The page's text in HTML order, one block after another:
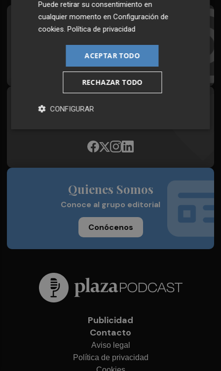
Suscríbete al Boletín
¡Quiero suscribirme!
Síguenos en redes
Quienes Somos
Conoce al grupo editorial
Conócenos
Publicidad
Contacto
Aviso legal
Política de privacidad
Puede retirar su consentimiento en
cualquier momento enConfiguración de
cookies.Política de privacidad
ACEPTAR TODO
RECHAZAR TODO
CONFIGURAR